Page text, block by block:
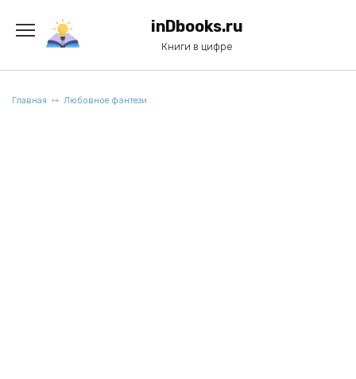
содержанию
inDbooks.ru
Книги в цифре
Главная Любовное фэнтези